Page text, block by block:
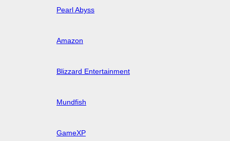
Pearl Abyss
Amazon
Blizzard Entertainment
Mundfish
GameXP